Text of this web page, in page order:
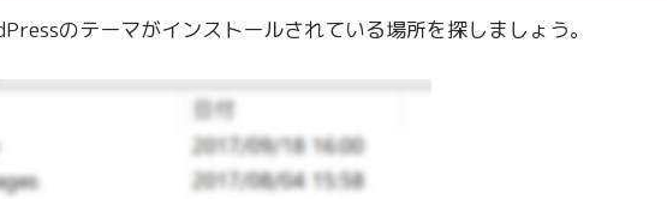
のテーマがインストールされている場所を探しましょう。